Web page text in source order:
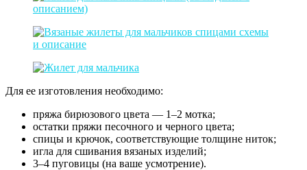
Для ее изготовления необходимо:
пряжа бирюзового цвета — 1–2 мотка;
остатки пряжи песочного и черного цвета;
спицы и крючок, соответствующие толщине ниток;
игла для сшивания вязаных изделий;
3–4 пуговицы (на ваше усмотрение).